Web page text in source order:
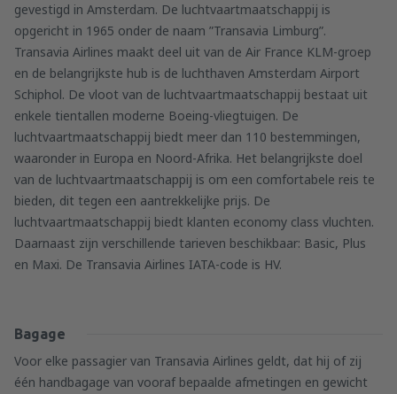
gevestigd in Amsterdam. De luchtvaartmaatschappij is
opgericht in 1965 onder de naam ”Transavia Limburg”.
Transavia Airlines maakt deel uit van de Air France KLM-groep
en de belangrijkste hub is de luchthaven Amsterdam Airport
Schiphol. De vloot van de luchtvaartmaatschappij bestaat uit
enkele tientallen moderne Boeing-vliegtuigen. De
luchtvaartmaatschappij biedt meer dan 110 bestemmingen,
waaronder in Europa en Noord-Afrika. Het belangrijkste doel
van de luchtvaartmaatschappij is om een comfortabele reis te
bieden, dit tegen een aantrekkelijke prijs. De
luchtvaartmaatschappij biedt klanten economy class vluchten.
Daarnaast zijn verschillende tarieven beschikbaar: Basic, Plus
en Maxi. De Transavia Airlines IATA-code is HV.
Bagage
Voor elke passagier van Transavia Airlines geldt, dat hij of zij
één handbagage van vooraf bepaalde afmetingen en gewicht